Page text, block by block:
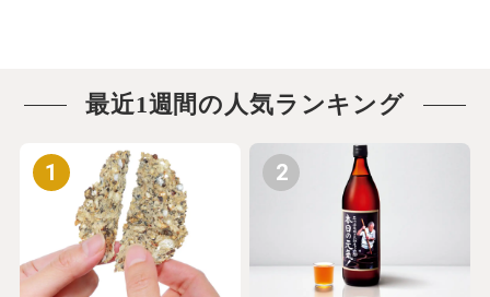
最近1週間の人気ランキング
1 2